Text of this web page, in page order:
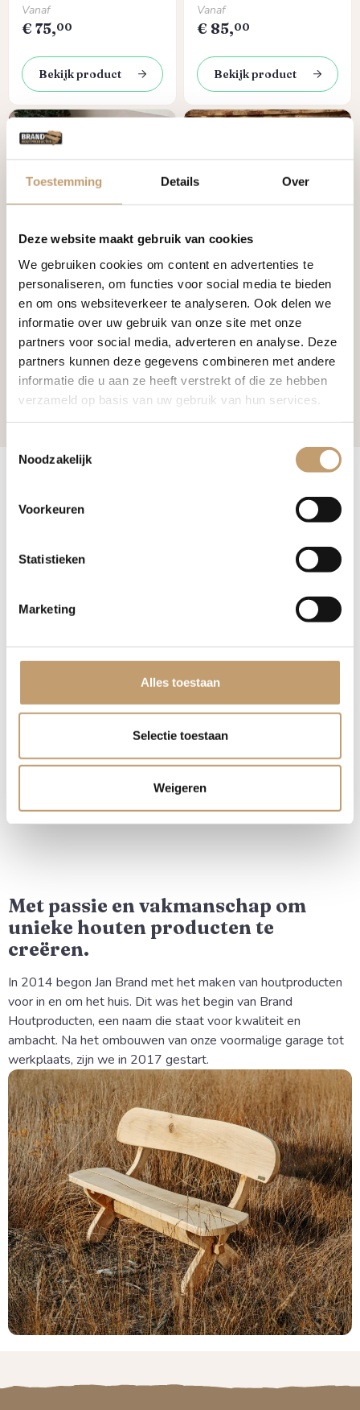
Toestemming Details Over
Deze website maakt gebruik van cookies
We gebruiken cookies om content en advertenties te
personaliseren, om functies voor social media te bieden
en om ons websiteverkeer te analyseren. Ook delen we
informatie over uw gebruik van onze site met onze
partners voor social media, adverteren en analyse. Deze
partners kunnen deze gegevens combineren met andere
informatie die u aan ze heeft verstrekt of die ze hebben
verzameld op basis van uw gebruik van hun services.
Noodzakelijk
Voorkeuren
Statistieken
Marketing
Alles toestaan
Selectie toestaan
Weigeren
Normale prijs:
Vanaf
€ 75,00
Bekijk product
Normale prijs:
Vanaf
€ 85,00
Bekijk product
Eiken
Wandplank –
Boomstamrand
(Live-edge)
Normale prijs:
Vanaf
€75,00
Bekijk product
Eiken
wandplank –
Rechte
afwerking
Normale prijs:
Vanaf
€85,00
Eiken Tuinbank Watzmann
tuinbank
Ontdek de Eiken Tuinbank Watzmann met uniek gekruist
vakmanschap. Personaliseer met gravure. De bank is
De Watzmann combineert kracht en ambacht in één tijdloos
ontwerp. Deze massief eikenhouten tuinbank valt op door het
markante gekruiste onderstel, dat zorgt voor een stoere en
robuuste uitstraling. Het onderstel is gemaakt met een
traditionele houtverbinding, wat extra stevigheid en karakter
geeft.
Met passie en vakmanschap om
unieke houten producten te
creëren.
In 2014 begon Jan Brand met het maken van houtproducten
voor in en om het huis. Dit was het begin van Brand
Houtproducten, een naam die staat voor kwaliteit en
ambacht. Na het ombouwen van onze voormalige garage tot
werkplaats, zijn we in 2017 gestart.